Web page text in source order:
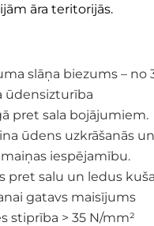
āra teritorijās.
slāņa biezums – no
ūdensizturība
pret sala bojājumiem.
ūdens uzkrāšanās
maiņas iespējamību.
pret salu un ledus
gatavs maisījums
stiprība > 35 N/mm²